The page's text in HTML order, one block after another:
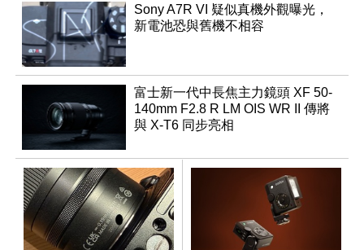
Sony A7R VI 疑似真機外觀曝光，
新電池恐與舊機不相容
富士新一代中長焦主力鏡頭 XF 50-
140mm F2.8 R LM OIS WR II 傳將
與 X-T6 同步亮相